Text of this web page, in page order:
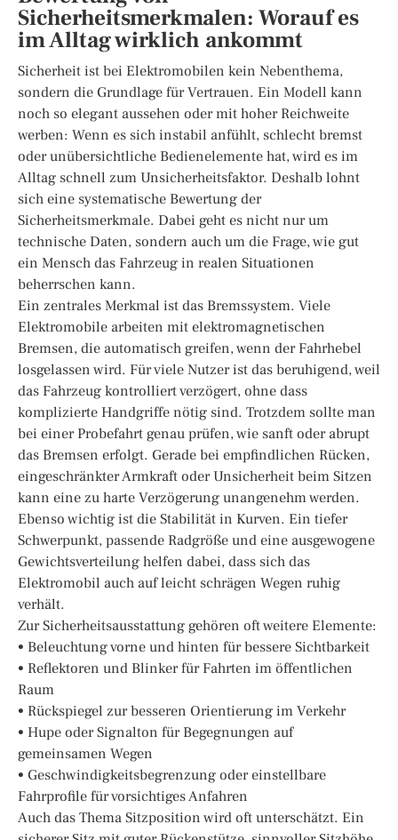
Sicherheitsmerkmalen: Worauf es
im Alltag wirklich ankommt
Sicherheit ist bei Elektromobilen kein Nebenthema,
sondern die Grundlage für Vertrauen. Ein Modell kann
noch so elegant aussehen oder mit hoher Reichweite
werben: Wenn es sich instabil anfühlt, schlecht bremst
oder unübersichtliche Bedienelemente hat, wird es im
Alltag schnell zum Unsicherheitsfaktor. Deshalb lohnt
sich eine systematische Bewertung der
Sicherheitsmerkmale. Dabei geht es nicht nur um
technische Daten, sondern auch um die Frage, wie gut
ein Mensch das Fahrzeug in realen Situationen
beherrschen kann.
Ein zentrales Merkmal ist das Bremssystem. Viele
Elektromobile arbeiten mit elektromagnetischen
Bremsen, die automatisch greifen, wenn der Fahrhebel
losgelassen wird. Für viele Nutzer ist das beruhigend, weil
das Fahrzeug kontrolliert verzögert, ohne dass
komplizierte Handgriffe nötig sind. Trotzdem sollte man
bei einer Probefahrt genau prüfen, wie sanft oder abrupt
das Bremsen erfolgt. Gerade bei empfindlichen Rücken,
eingeschränkter Armkraft oder Unsicherheit beim Sitzen
kann eine zu harte Verzögerung unangenehm werden.
Ebenso wichtig ist die Stabilität in Kurven. Ein tiefer
Schwerpunkt, passende Radgröße und eine ausgewogene
Gewichtsverteilung helfen dabei, dass sich das
Elektromobil auch auf leicht schrägen Wegen ruhig
verhält.
Zur Sicherheitsausstattung gehören oft weitere Elemente:
• Beleuchtung vorne und hinten für bessere Sichtbarkeit
• Reflektoren und Blinker für Fahrten im öffentlichen
Raum
• Rückspiegel zur besseren Orientierung im Verkehr
• Hupe oder Signalton für Begegnungen auf
gemeinsamen Wegen
• Geschwindigkeitsbegrenzung oder einstellbare
Fahrprofile für vorsichtiges Anfahren
Auch das Thema Sitzposition wird oft unterschätzt. Ein